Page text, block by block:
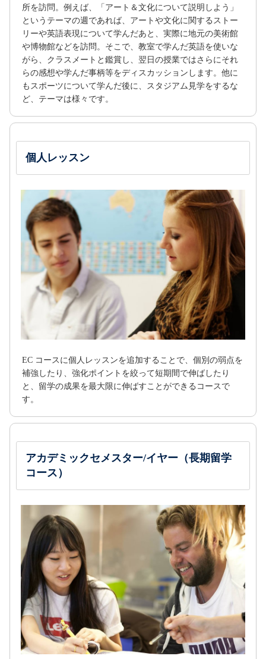
所を訪問。例えば、「アート＆文化について説明しよう」
というテーマの週であれば、アートや文化に関するストー
リーや英語表現について学んだあと、実際に地元の美術館
や博物館などを訪問。そこで、教室で学んだ英語を使いな
がら、クラスメートと鑑賞し、翌日の授業ではさらにそれ
らの感想や学んだ事柄等をディスカッションします。他に
もスポーツについて学んだ後に、スタジアム見学をするな
ど、テーマは様々です。
個人レッスン
EC コースに個人レッスンを追加することで、個別の弱点を
補強したり、強化ポイントを絞って短期間で伸ばしたり
と、留学の成果を最大限に伸ばすことができるコースで
す。
アカデミックセメスター/イヤー（長期留学
コース）